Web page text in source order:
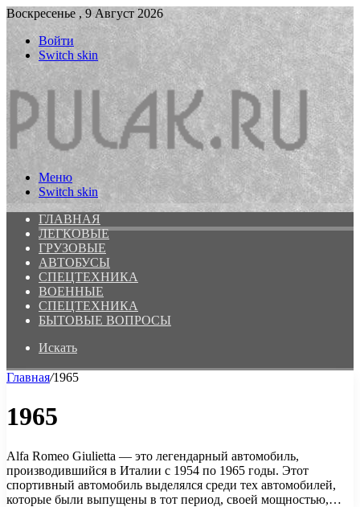
Воскресенье , 9 Август 2026
Войти
Switch skin
Меню
Switch skin
ГЛАВНАЯ
ЛЕГКОВЫЕ
ГРУЗОВЫЕ
АВТОБУСЫ
СПЕЦТЕХНИКА
ВОЕННЫЕ
СПЕЦТЕХНИКА
БЫТОВЫЕ ВОПРОСЫ
Искать
Главная/1965
1965
Alfa Romeo Giulietta — это легендарный автомобиль,
производившийся в Италии с 1954 по 1965 годы. Этот
спортивный автомобиль выделялся среди тех автомобилей,
которые были выпущены в тот период, своей мощностью,…